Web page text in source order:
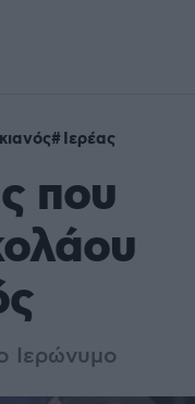
Ιερέας
που
Ιερώνυμο